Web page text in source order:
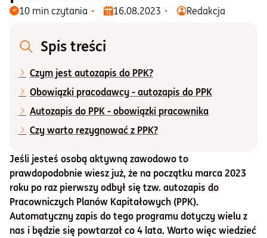
Blog
Centrum pomocy
Informacje i dokumenty
O nas
Otwórz konto
Zaloguj
10 min czytania 16.08.2023 Redakcja
Jeśli jesteś osobą aktywną zawodowo to
prawdopodobnie wiesz już, że na początku marca 2023
roku po raz pierwszy odbył się tzw. autozapis do
Pracowniczych Planów Kapitałowych (PPK).
Automatyczny zapis do tego programu dotyczy wielu z
nas i będzie się powtarzał co 4 lata. Warto więc wiedzieć
Spis treści
Czym jest autozapis do PPK?
Obowiązki pracodawcy - autozapis do PPK
Autozapis do PPK - obowiązki pracownika
Czy warto rezygnować z PPK?